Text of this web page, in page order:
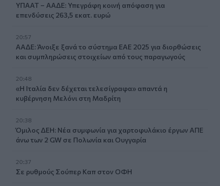
ΥΠΑΑΤ – ΑΑΔΕ: Υπεγράφη κοινή απόφαση για
επενδύσεις 263,5 εκατ. ευρώ
20:57
ΑΑΔΕ: Άνοιξε ξανά το σύστημα ΕΑΕ 2025 για διορθώσεις
και συμπληρώσεις στοιχείων από τους παραγωγούς
20:48
«Η Ιταλία δεν δέχεται τελεσίγραφα» απαντά η
κυβέρνηση Μελόνι στη Μαδρίτη
20:38
Όμιλος ΔΕΗ: Νέα συμφωνία για χαρτοφυλάκιο έργων ΑΠΕ
άνω των 2 GW σε Πολωνία και Ουγγαρία
20:37
Σε ρυθμούς Σούπερ Καπ στον ΟΦΗ